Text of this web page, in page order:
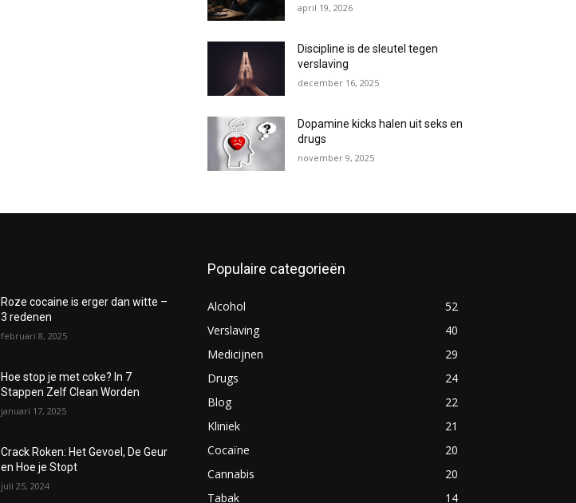
april 19, 2026
Discipline is de sleutel tegen
verslaving
december 16, 2025
Dopamine kicks halen uit seks en
drugs
november 9, 2025
Roze cocaine is erger dan witte –
3 redenen
februari 8, 2025
Hoe stop je met coke? In 7
Stappen Zelf Clean Worden
januari 17, 2025
Crack Roken: Het Gevoel, De Geur
en Hoe je Stopt
juli 25, 2024
Populaire categorieën
Alcohol
52
Verslaving
40
Medicijnen
29
Drugs
24
Blog
22
Kliniek
21
Cocaïne
20
Cannabis
20
Tabak
14